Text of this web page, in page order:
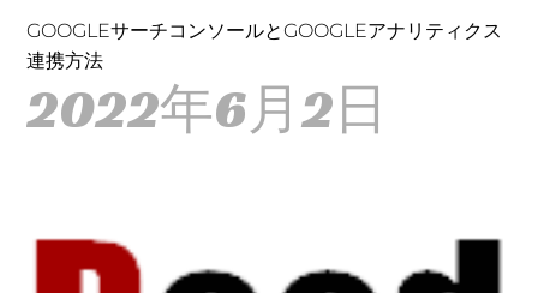
GOOGLEサーチコンソールとGOOGLEアナリティクス
連携方法
2022年6月2日